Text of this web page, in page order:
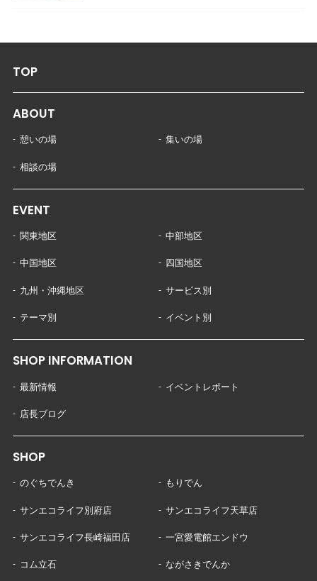
TOP
ABOUT
憩いの場 集いの場
相談の場
EVENT
関東地区 中部地区
中国地区 四国地区
九州・沖縄地区 サービス別
テーマ別 イベント別
SHOP INFORMATION
最新情報 イベントレポート
店長ブログ
SHOP
のぐちでんき もりでん
サンエコライフ別府店 サンエコライフ天草店
サンエコライフ長崎福田店 一宮愛電館エンドウ
コム立石 ながさきでんか